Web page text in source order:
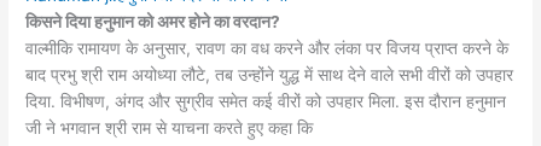
किसने दिया हनुमान को अमर होने का वरदान?
वाल्मीकि रामायण के अनुसार, रावण का वध करने और लंका पर विजय प्राप्त करने के
बाद प्रभु श्री राम अयोध्या लौटे, तब उन्होंने युद्ध में साथ देने वाले सभी वीरों को उपहार
दिया. विभीषण, अंगद और सुग्रीव समेत कई वीरों को उपहार मिला. इस दौरान हनुमान
जी ने भगवान श्री राम से याचना करते हुए कहा कि